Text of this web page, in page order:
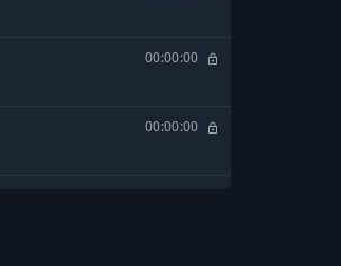
00:00:00
00:00:00